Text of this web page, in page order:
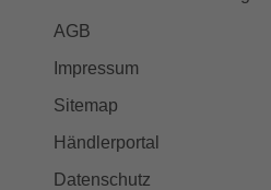
AGB
Impressum
Sitemap
Händlerportal
Datenschutz